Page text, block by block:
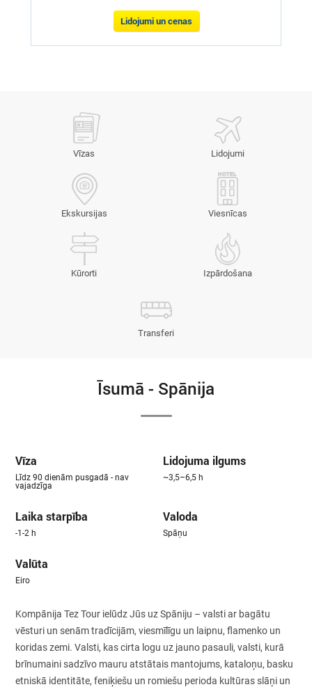
Lidojumi un cenas
Vīzas Lidojumi
Ekskursijas Viesnīcas
Kūrorti Izpārdošana
Transferi
Īsumā - Spānija
Vīza
Līdz 90 dienām pusgadā - nav
vajadzīga
Lidojuma ilgums
~3,5–6,5 h
Laika starpība
-1-2 h
Valoda
Spāņu
Valūta
Eiro
Kompānija Tez Tour ielūdz Jūs uz Spāniju – valsti ar bagātu
vēsturi un senām tradīcijām, viesmīlīgu un laipnu, flamenko un
koridas zemi. Valsti, kas cirta logu uz jauno pasauli, valsti, kurā
brīnumaini sadzīvo mauru atstātais mantojums, kataloņu, basku
etniskā identitāte, feniķiešu un romiešu perioda kultūras slāņi un